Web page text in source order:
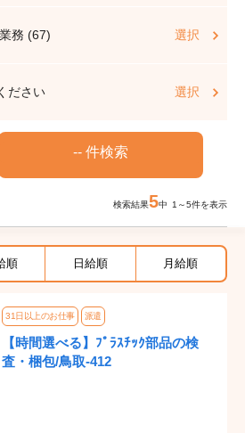
務 (67) 選択
ださい 選択
検索結果5中 1～5件を表示
順 日給順 月給順
31日以上のお仕事 派遣
【時間選べる】ﾌﾟﾗｽﾁｯｸ部品の検
査・梱包/鳥取-412